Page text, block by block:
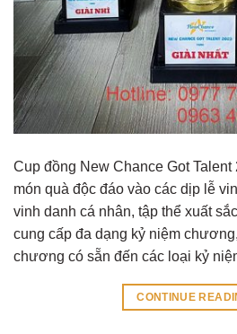
Cup đồng New Chance Got
món quà độc đáo vào các dịp lễ
vinh danh cá nhân, tập thể xuất
cung cấp đa dạng kỷ niệm
chương có sẵn đến các loại kỷ
CONTINUE